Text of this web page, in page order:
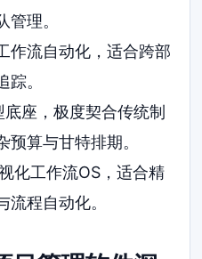
理。
作流自动化，适合跨部
。
底座，极度契合传统制
算与甘特排期。
化工作流OS，适合精
程自动化。